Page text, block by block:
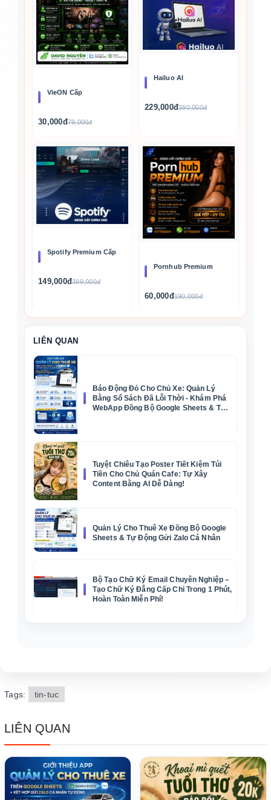
VieON Cấp
30,000đ79,000đ
Hailuo AI
229,000đ390,000đ
Spotify Premium Cấp
149,000đ399,000đ
Pornhub Premium
60,000đ190,000đ
LIÊN QUAN
Báo Động Đỏ Cho Chủ Xe: Quản Lý
Bằng Sổ Sách Đã Lỗi Thời - Khám Phá
WebApp Đồng Bộ Google Sheets & Tự
Tuyệt Chiêu Tạo Poster Tiết Kiệm Túi
Tiền Cho Chủ Quán Cafe: Tự Xây
Content Bằng AI Dễ Dàng!
Quản Lý Cho Thuê Xe Đồng Bộ Google
Sheets & Tự Động Gửi Zalo Cá Nhân
Bộ Tạo Chữ Ký Email Chuyên Nghiệp –
Tạo Chữ Ký Đẳng Cấp Chỉ Trong 1 Phút,
Hoàn Toàn Miễn Phí!
Tags: tin-tuc
LIÊN QUAN